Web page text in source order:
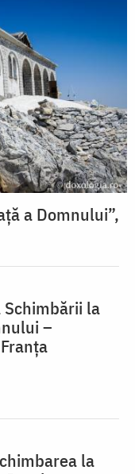
a Domnului”,
Schimbării la
–
la